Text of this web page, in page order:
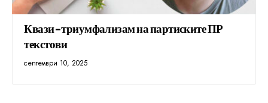
Квази-триумфализам на партиските ПР
текстови
септември 10, 2025